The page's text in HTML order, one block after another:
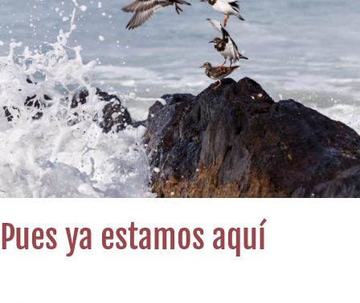
Pues ya estamos aquí
estamos
aquí